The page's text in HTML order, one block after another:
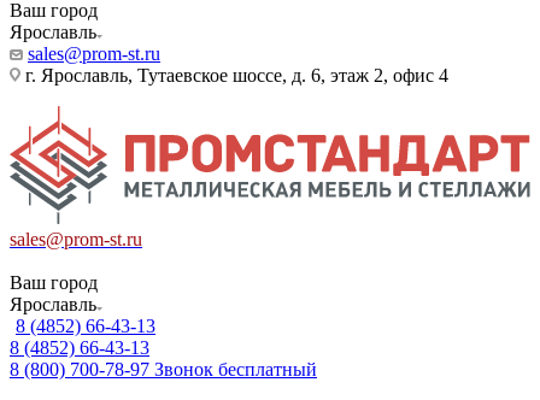
Ваш город
Ярославль
sales@prom-st.ru
г. Ярославль, Тутаевское шоссе, д. 6, этаж 2, офис 4
sales@prom-st.ru
Ваш город
Ярославль
8 (4852) 66-43-13
8 (4852) 66-43-13
8 (800) 700-78-97 Звонок бесплатный